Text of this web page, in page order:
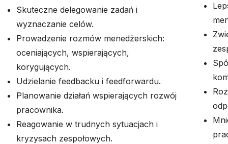
Skuteczne delegowanie zadań i
wyznaczanie celów.
Prowadzenie rozmów menedżerskich:
oceniających, wspierających,
korygujących.
Udzielanie feedbacku i feedforwardu.
Planowanie działań wspierających rozwój
pracownika.
Reagowanie w trudnych sytuacjach i
kryzysach zespołowych.